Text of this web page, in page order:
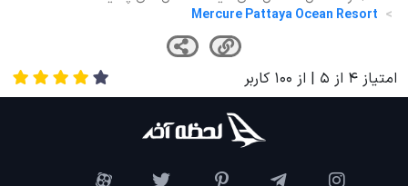
Mercure Pattaya Ocean Resort
امتیاز 4 از 5 | از 100 کاربر